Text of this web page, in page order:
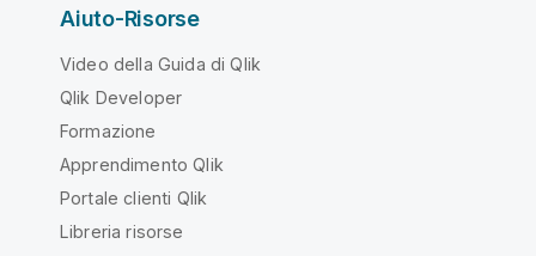
Aiuto-Risorse
Video della Guida di Qlik
Qlik Developer
Formazione
Apprendimento Qlik
Portale clienti Qlik
Libreria risorse